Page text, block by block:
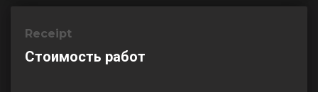
Receipt
Стоимость работ